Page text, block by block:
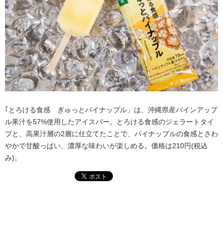
｢とろける食感 ぎゅっとパイナップル」は、沖縄県産パインアップ
ル果汁を57%使用したアイスバー。とろける食感のジェラートタイ
プと、高果汁層の2層に仕立てたことで、パイナップルの食感とさわ
やかで甘酸っぱい、濃厚な味わいが楽しめる。価格は210円(税込
み)。